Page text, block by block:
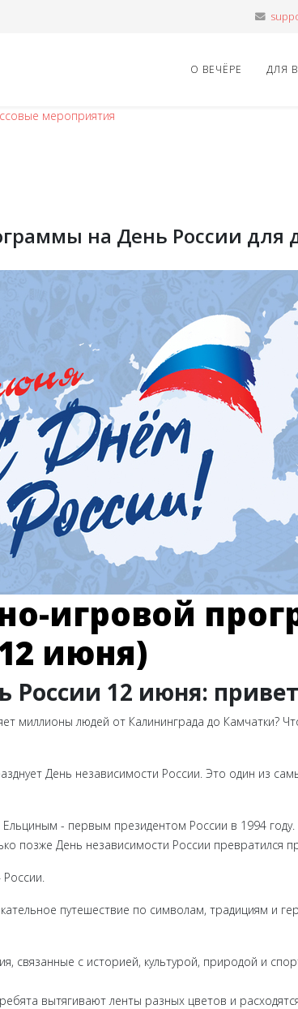
О ВЕЧЁРЕ ДЛЯ
мероприятия
на День России для
игровой
июня)
12 июня:
миллионы людей от Калининграда до Камчатки?
День независимости России. Это один из
- первым президентом России в 1994
позже День независимости России превратился
путешествие по символам, традициям и
связанные с историей, культурой, природой и
вытягивают ленты разных цветов и